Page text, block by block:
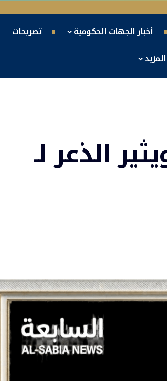
أخبار الجهات الحكومية
تصريحات
المزيد
الذعر لـ